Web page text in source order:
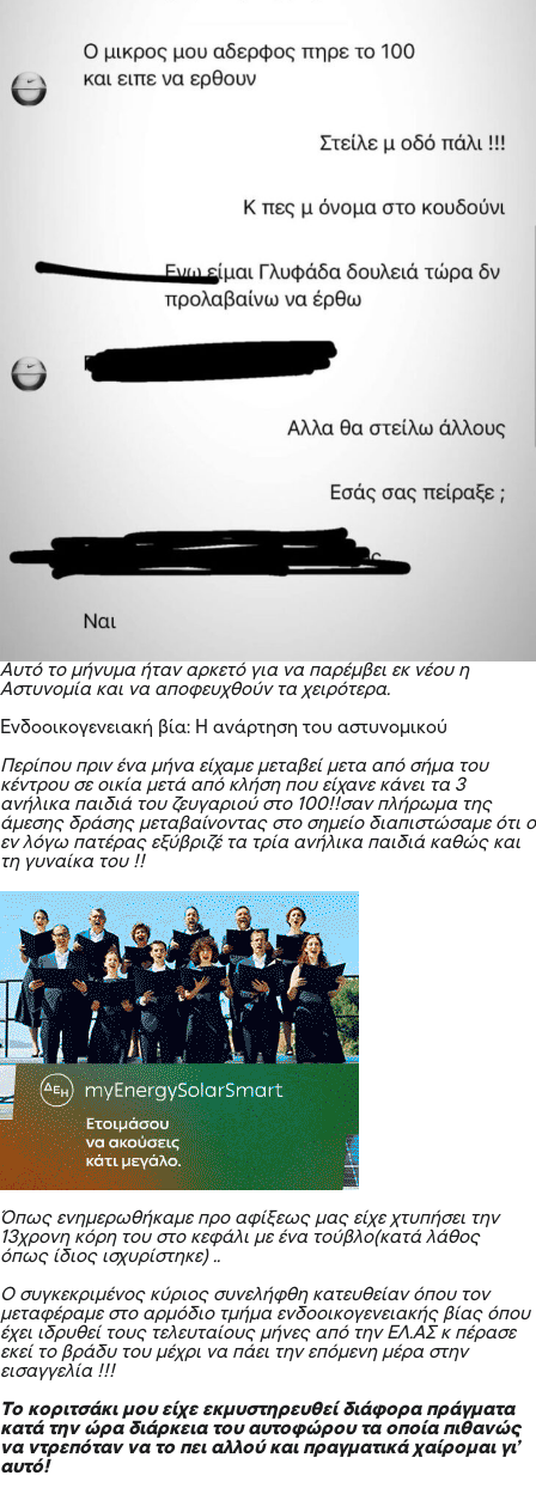
Αυτό το μήνυμα ήταν αρκετό για να παρέμβει εκ νέου η
Αστυνομία και να αποφευχθούν τα χειρότερα.
Ενδοοικογενειακή βία: Η ανάρτηση του αστυνομικού
Περίπου πριν ένα μήνα είχαμε μεταβεί μετα από σήμα του
κέντρου σε οικία μετά από κλήση που είχανε κάνει τα 3
ανήλικα παιδιά του ζευγαριού στο 100!!σαν πλήρωμα της
άμεσης δράσης μεταβαίνοντας στο σημείο διαπιστώσαμε ότι ο
εν λόγω πατέρας εξύβριζέ τα τρία ανήλικα παιδιά καθώς και
τη γυναίκα του !!
Όπως ενημερωθήκαμε προ αφίξεως μας είχε χτυπήσει την
13χρονη κόρη του στο κεφάλι με ένα τούβλο(κατά λάθος
όπως ίδιος ισχυρίστηκε) ..
Ο συγκεκριμένος κύριος συνελήφθη κατευθείαν όπου τον
μεταφέραμε στο αρμόδιο τμήμα ενδοοικογενειακής βίας όπου
έχει ιδρυθεί τους τελευταίους μήνες από τηνΕΛ.ΑΣκ πέρασε
εκεί το βράδυ του μέχρι να πάει την επόμενη μέρα στην
εισαγγελία !!!
Το κοριτσάκι μου είχε εκμυστηρευθεί διάφορα πράγματα
κατά την ώρα διάρκεια του αυτοφώρου τα οποία πιθανώς
να ντρεπόταν να το πει αλλού και πραγματικά χαίρομαι γι’
αυτό!